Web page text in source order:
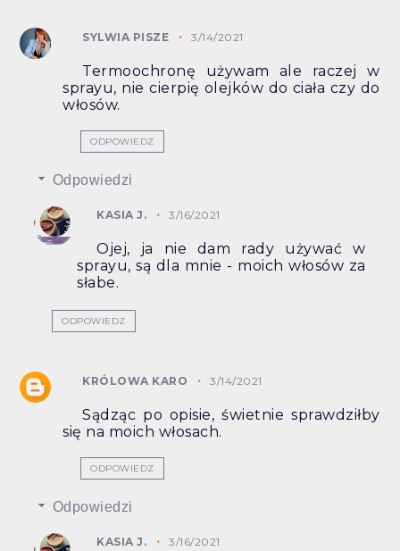
SYLWIA PISZE 3/14/2021
Termoochronę używam ale raczej w
sprayu, nie cierpię olejków do ciała czy do
włosów.
ODPOWIEDZ
Odpowiedzi
KASIA J. 3/16/2021
Ojej, ja nie dam rady używać w
sprayu, są dla mnie - moich włosów za
słabe.
ODPOWIEDZ
KRÓLOWA KARO 3/14/2021
Sądząc po opisie, świetnie sprawdziłby
się na moich włosach.
ODPOWIEDZ
Odpowiedzi
KASIA J. 3/16/2021